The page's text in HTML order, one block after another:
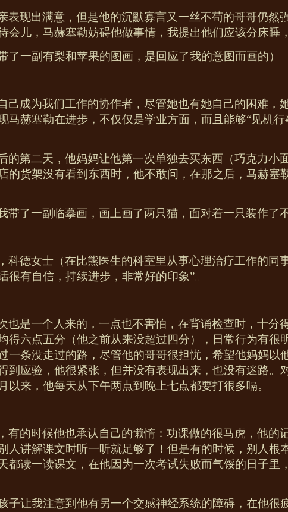
表现出满意，但是他的沉默寡言又一丝不苟的哥哥仍然
会儿，马赫塞勒妨碍他做事情，我提出他们应该分床睡
了一副有梨和苹果的图画，是回应了我的意图而画的）
己成为我们工作的协作者，尽管她也有她自己的困难，
马赫塞勒在进步，不仅仅是学业方面，而且能够“见机行
的第二天，他妈妈让他第一次单独去买东西（巧克力小
的货架没有看到东西时，他不敢问，在那之后，马赫塞
带了一副临摹画，画上画了两只猫，面对着一只装作了
科德女士（在比熊医生的科室里从事心理治疗工作的同
很有自信，持续进步，非常好的印象”。
也是一个人来的，一点也不害怕，在背诵检查时，十分
得六点五分（他之前从来没超过四分），日常行为有很
一条没走过的路，尽管他的哥哥很担忧，希望他妈妈以
到应验，他很紧张，但并没有表现出来，也没有迷路。
以来，他每天从下午两点到晚上七点都要打很多嗝。
有的时候他也承认自己的懒惰：功课做的很马虎，他的
人讲解课文时听一听就足够了！但是有的时候，别人根
都读一读课文，在他因为一次考试失败而气馁的日子里
子让我注意到他有另一个交感神经系统的障碍，在他很